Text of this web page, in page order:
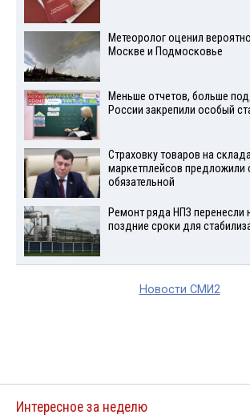
Метеоролог оценил
Москве и Подмосковье
Меньше отчетов, больше
России закрепили особый
Страховку товаров на
маркетплейсов предложили
обязательной
Ремонт ряда НПЗ перенесли
поздние сроки для
Новости СМИ2
Интересное за неделю